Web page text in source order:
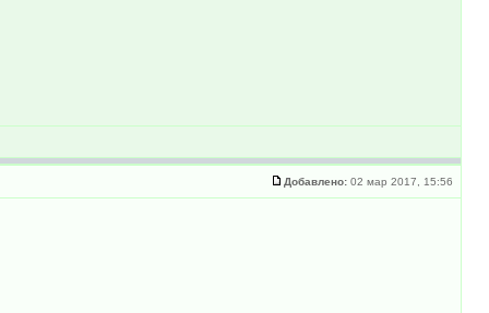
Добавлено: 02 мар 2017, 15:56